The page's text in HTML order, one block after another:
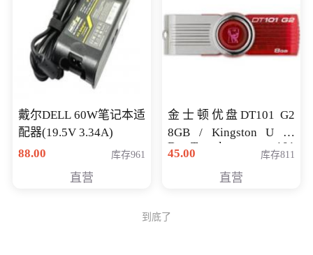
戴尔DELL 60W笔记本适
配器(19.5V 3.34A)
88.00
库存961
直营
金士顿优盘DT101 G2
8GB / Kingston U 盘
DataTraveler 101
Generati
45.00 库存811
直营
到底了